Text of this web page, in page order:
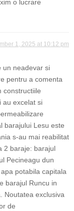
o lucrare
1, 2025 at 10:12 pm
un neadevar si
pentru a comenta
constructiile
au excelat si
barajului Lesu este
s-au mai reabilitat
2 baraje: barajul
Pecineagu dun
potabila capitala
barajul Runcu in
Noutatea exclusiva
de